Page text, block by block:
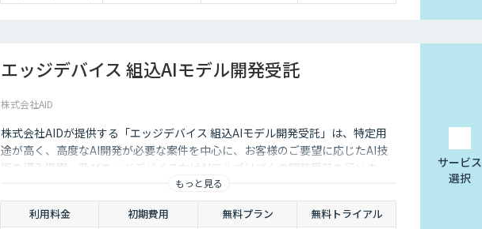
エッジデバイス 組込AIモデル開発受託
株式会社AID
株式会社AIDが提供する「エッジデバイス 組込AIモデル開発受託」は、特定用
途が高く、高度なAI開発が必要な案件を中心に、お客様のご要望に応じたAI技
術の導入提案、及びエッジデバイス向けAIアルゴリズムの開発受託を行いま
す。 Nvidia Jetson、Raspberry Pi、Google Coral TPU、ソラコム S+
Camera、Panasonic Vieureka等、多様なエッジデバイスに対応しており、可
視光カメラに加え、赤外線、LiDARセンサーの活用経験も豊富にございます。
もっと見る
利用料金 初期費用 無料プラン 無料トライアル
サービス
選択